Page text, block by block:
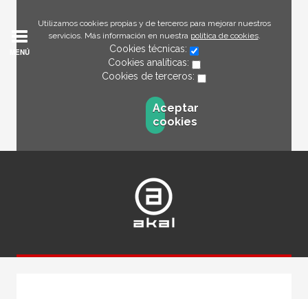
Utilizamos cookies propias y de terceros para mejorar nuestros
servicios. Más información en nuestra política de cookies.
Cookies técnicas:
Cookies analíticas:
Cookies de terceros:
Aceptar
cookies
MENÚ